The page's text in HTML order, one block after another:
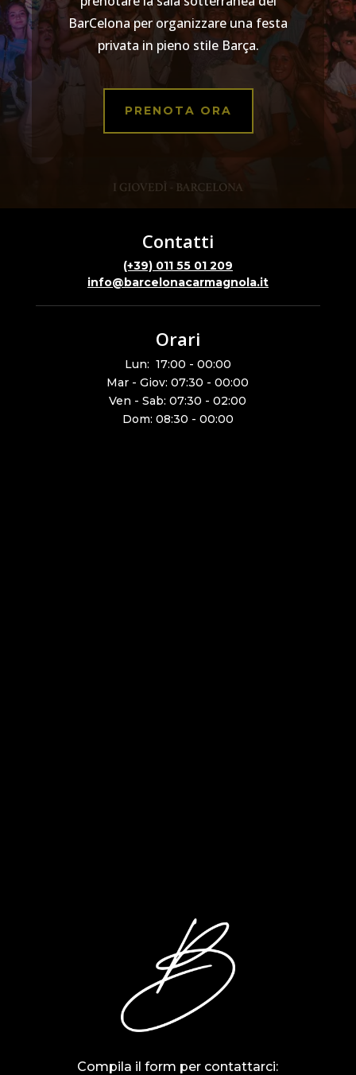
BarCelona per organizzare una festa
privata in pieno stile Barça.
PRENOTA ORA
Contatti
(+39) 011 55 01 209
info@barcelonacarmagnola.it
Orari
Lun: 17:00 - 00:00
Mar - Giov: 07:30 - 00:00
Ven - Sab: 07:30 - 02:00
Dom: 08:30 - 00:00
Compila il form per contattarci: